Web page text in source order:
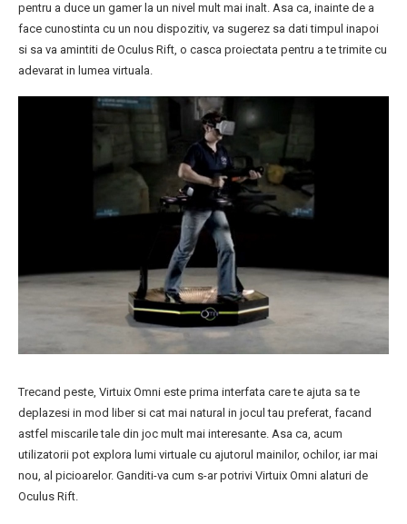
pentru a duce un gamer la un nivel mult mai inalt. Asa ca, inainte de a
face cunostinta cu un nou dispozitiv, va sugerez sa dati timpul inapoi
si sa va amintiti de Oculus Rift, o casca proiectata pentru a te trimite cu
adevarat in lumea virtuala.
Trecand peste, Virtuix Omni este prima interfata care te ajuta sa te
deplazesi in mod liber si cat mai natural in jocul tau preferat, facand
astfel miscarile tale din joc mult mai interesante. Asa ca, acum
utilizatorii pot explora lumi virtuale cu ajutorul mainilor, ochilor, iar mai
nou, al picioarelor. Ganditi-va cum s-ar potrivi Virtuix Omni alaturi de
Oculus Rift.